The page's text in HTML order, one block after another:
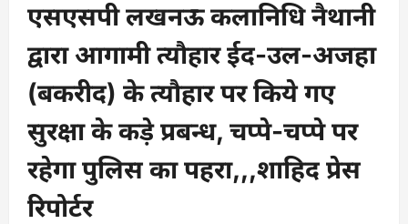
एसएसपी लखनऊ कलानिधि नैथानी
द्वारा आगामी त्यौहार ईद-उल-अजहा
(बकरीद) के त्यौहार पर किये गए
सुरक्षा के कड़े प्रबन्ध, चप्पे-चप्पे पर
रहेगा पुलिस का पहरा,,,शाहिद प्रेस
रिपोर्टर